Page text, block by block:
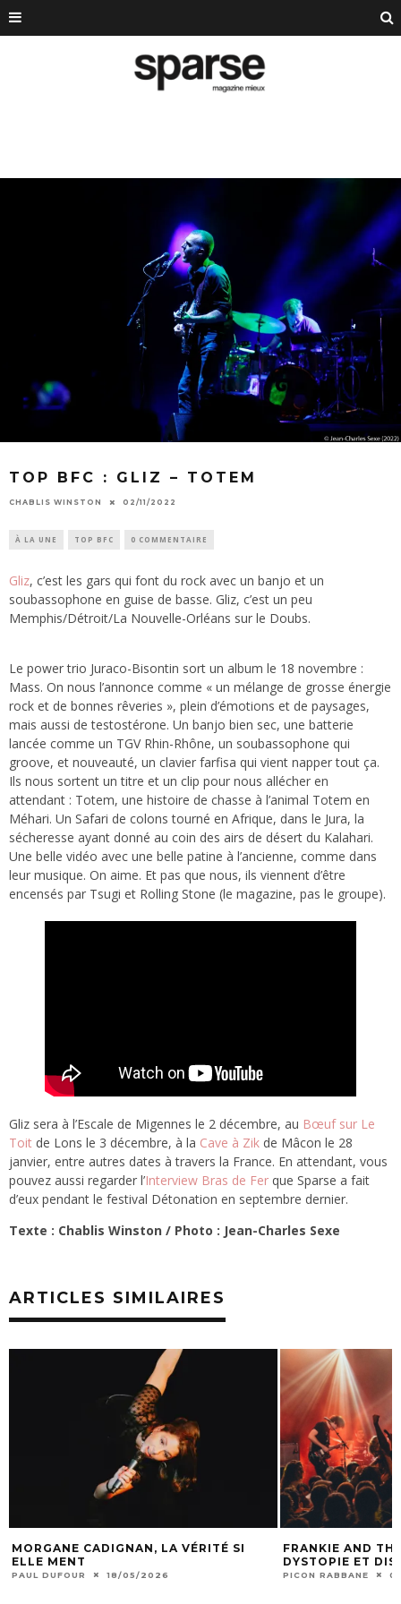
TOP BFC : GLIZ – TOTEM
CHABLIS WINSTON 02/11/2022
À LA UNE TOP BFC 0 COMMENTAIRE
Gliz, c’est les gars qui font du rock avec un banjo et un
soubassophone en guise de basse. Gliz, c’est un peu
Memphis/Détroit/La Nouvelle-Orléans sur le Doubs.
Le power trio Juraco-Bisontin sort un album le 18 novembre :
Mass. On nous l’annonce comme « un mélange de grosse énergie
rock et de bonnes rêveries », plein d’émotions et de paysages,
mais aussi de testostérone. Un banjo bien sec, une batterie
lancée comme un TGV Rhin-Rhône, un soubassophone qui
groove, et nouveauté, un clavier farfisa qui vient napper tout ça.
Ils nous sortent un titre et un clip pour nous allécher en
attendant : Totem, une histoire de chasse à l’animal Totem en
Méhari. Un Safari de colons tourné en Afrique, dans le Jura, la
sécheresse ayant donné au coin des airs de désert du Kalahari.
Une belle vidéo avec une belle patine à l’ancienne, comme dans
leur musique. On aime. Et pas que nous, ils viennent d’être
encensés par Tsugi et Rolling Stone (le magazine, pas le groupe).
Gliz sera à l’Escale de Migennes le 2 décembre, au Bœuf sur Le
Toit de Lons le 3 décembre, à la Cave à Zik de Mâcon le 28
janvier, entre autres dates à travers la France. En attendant, vous
pouvez aussi regarder l’Interview Bras de Fer que Sparse a fait
d’eux pendant le festival Détonation en septembre dernier.
Texte : Chablis Winston / Photo : Jean-Charles Sexe
ARTICLES SIMILAIRES
MORGANE CADIGNAN, LA VÉRITÉ SI
ELLE MENT
PAUL DUFOUR 18/05/2026
FRANKIE AND
DYSTOPIE ET
PICON RABBANE